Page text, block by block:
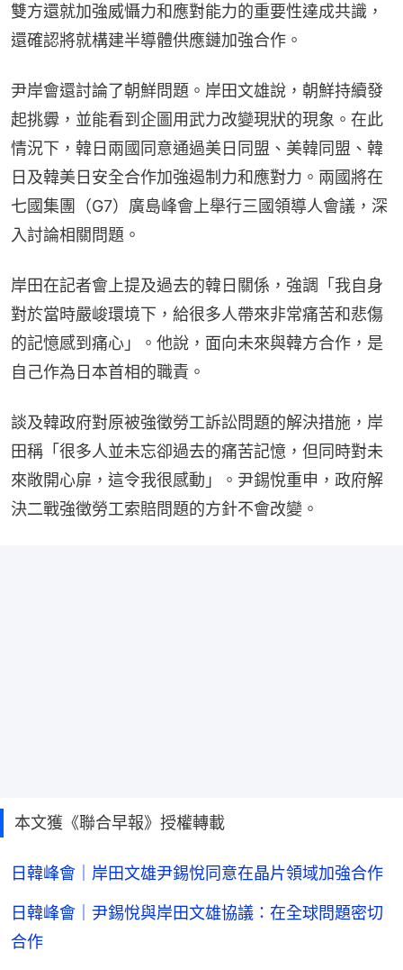
雙方還就加強威懾力和應對能力的重要性達成共識，
還確認將就構建半導體供應鏈加強合作。
尹岸會還討論了朝鮮問題。岸田文雄說，朝鮮持續發
起挑釁，並能看到企圖用武力改變現狀的現象。在此
情況下，韓日兩國同意通過美日同盟、美韓同盟、韓
日及韓美日安全合作加強遏制力和應對力。兩國將在
七國集團（G7）廣島峰會上舉行三國領導人會議，深
入討論相關問題。
岸田在記者會上提及過去的韓日關係，強調「我自身
對於當時嚴峻環境下，給很多人帶來非常痛苦和悲傷
的記憶感到痛心」。他說，面向未來與韓方合作，是
自己作為日本首相的職責。
談及韓政府對原被強徵勞工訴訟問題的解決措施，岸
田稱「很多人並未忘卻過去的痛苦記憶，但同時對未
來敞開心扉，這令我很感動」。尹錫悅重申，政府解
決二戰強徵勞工索賠問題的方針不會改變。
本文獲《聯合早報》授權轉載
日韓峰會｜岸田文雄尹錫悅同意在晶片領域加強合作
日韓峰會｜尹錫悅與岸田文雄協議：在全球問題密切
合作